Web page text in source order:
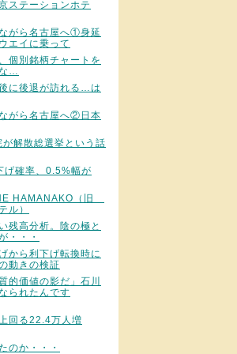
ステーションホテ
がら名古屋へ①身延
エイに乗って
個別銘柄チャートを
…
に後退が訪れる…は
がら名古屋へ②日本
解散総選挙という話
げ確率、0.5%幅が
HAMANAKO（旧
ル）
残高分析。陰の極と
・・・
から利下げ転換時に
動きの検証
的価値の影だ」石川
られたんです
回る22.4万人増
のか・・・